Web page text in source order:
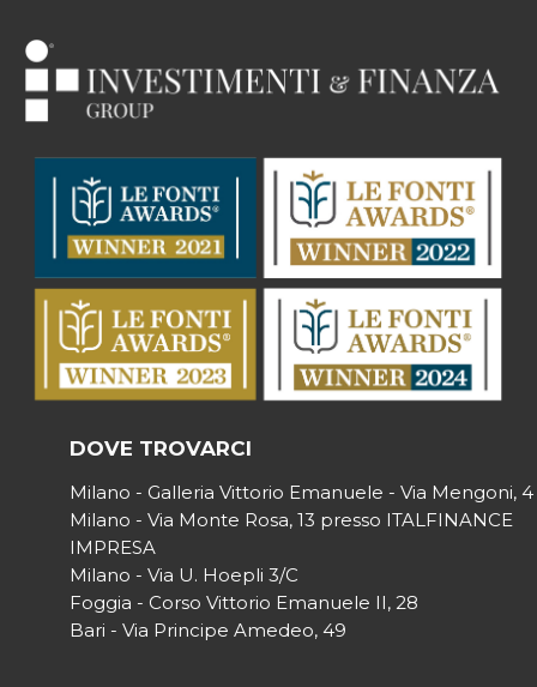
DOVE TROVARCI
Milano - Galleria Vittorio Emanuele - Via Mengoni, 4
Milano - Via Monte Rosa, 13 presso ITALFINANCE
IMPRESA
Milano - Via U. Hoepli 3/C
Foggia - Corso Vittorio Emanuele II, 28
Bari - Via Principe Amedeo, 49